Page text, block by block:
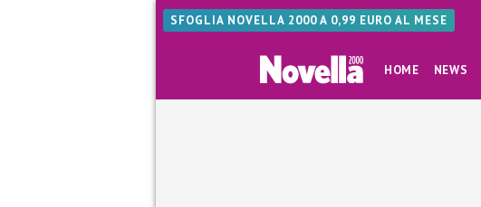
SFOGLIA NOVELLA 2000 A 0,99 EURO AL MESE
HOME NEWS